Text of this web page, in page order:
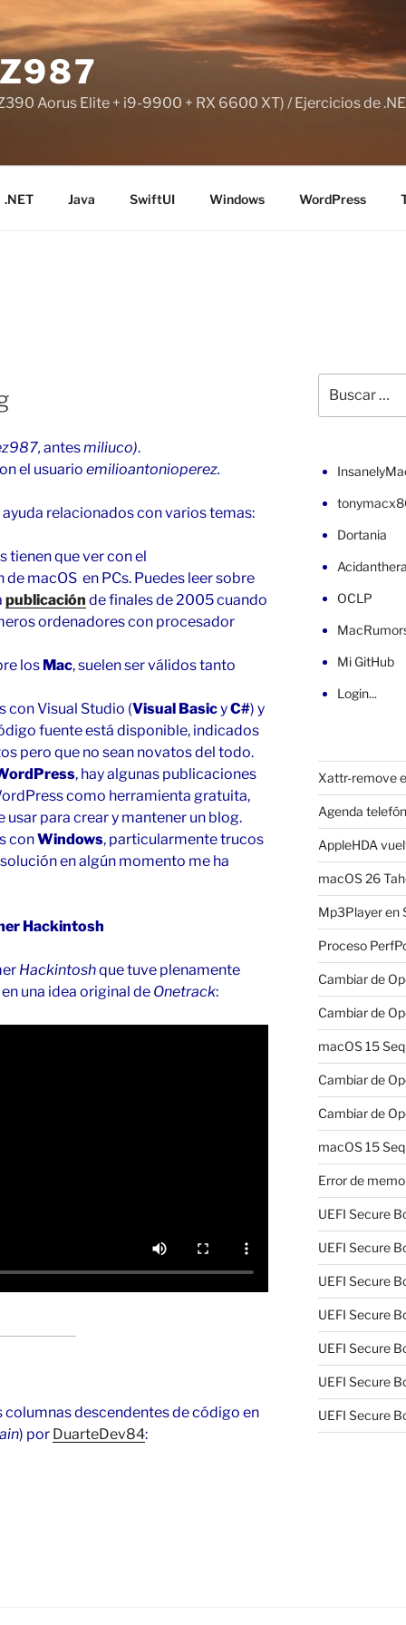
Aorus Elite + i9-9900 + RX 6600 XT) / Ejercicios de
.NET Java SwiftUI Windows WordPress
antesmiliuco).
el usuario emilioantonioperez.
relacionados con varios temas:
tienen que ver con el
de macOS en PCs. Puedes leer sobre
publicación de finales de 2005 cuando
ordenadores con procesador
los Mac, suelen ser válidos tanto
con Visual Studio (Visual BasicyC#) y
fuente está disponible, indicados
pero que no sean novatos del todo.
, hay algunas publicaciones
como herramienta gratuita,
para crear y mantener un blog.
conWindows, particularmente trucos
en algún momento me ha
Hackintosh
Hackintoshque tuve plenamente
una idea original de Onetrack:
descendentes de código en
) por DuarteDev84:
por:
Dortania
OCLP
Mi GitHub
Login...
Xattr-remove
Agenda
AppleHDA
macOS 26
Mp3Player en
Proceso
Cambiar de
Cambiar de
macOS 15
Cambiar de
Cambiar de
macOS 15
Error de
UEFI Secure
UEFI Secure
UEFI Secure
UEFI Secure
UEFI Secure
UEFI Secure
UEFI Secure